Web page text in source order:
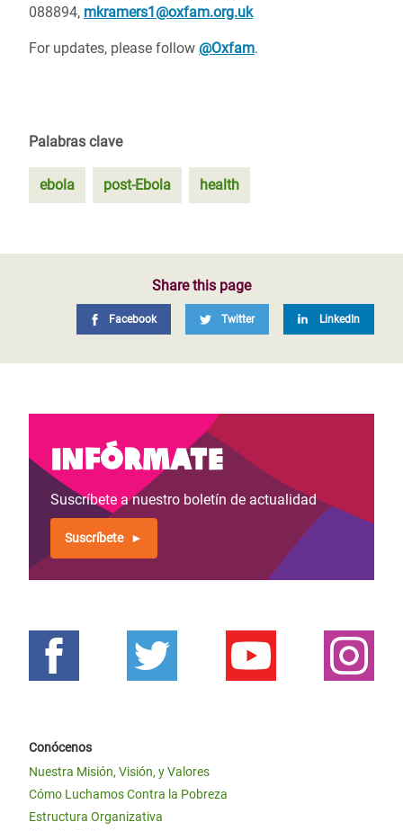
088894, mkramers1@oxfam.org.uk
For updates, please follow @Oxfam.
Palabras clave
ebola post-Ebola health
Share this page
Facebook Twitter LinkedIn
Infórmate
Suscríbete a nuestro boletín de actualidad
Suscríbete
Conócenos
Nuestra Misión, Visión, y Valores
Cómo Luchamos Contra la Pobreza
Estructura Organizativa